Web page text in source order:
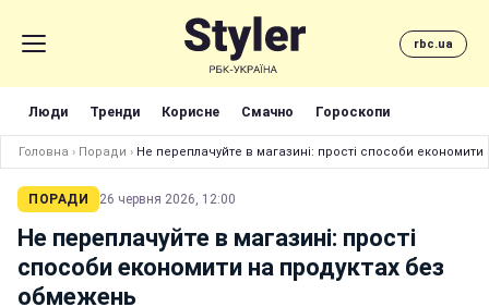
rbc.ua
Люди Тренди Корисне Смачно Гороскопи
Головна › Поради › Не переплачуйте в магазині: прості способи
ПОРАДИ 26 червня 2026, 12:00
Не переплачуйте в магазині: прості
способи економити на продуктах без
обмежень